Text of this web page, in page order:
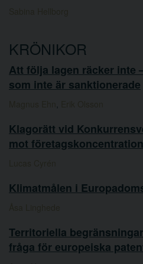
KRÖNIKOR
Att följa lagen räcker inte
som inte är sanktionerade
Klagorätt vid
mot
Klimatmålen i
Territoriella
fråga för europeiska